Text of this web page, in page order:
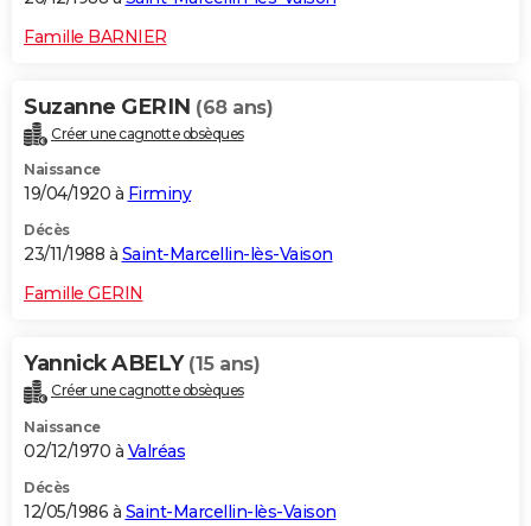
Famille BARNIER
Suzanne GERIN (68 ans)
Créer une cagnotte obsèques
Naissance
19/04/1920 à Firminy
Décès
23/11/1988 à Saint-Marcellin-lès-Vaison
Famille GERIN
Yannick ABELY (15 ans)
Créer une cagnotte obsèques
Naissance
02/12/1970 à Valréas
Décès
12/05/1986 à Saint-Marcellin-lès-Vaison